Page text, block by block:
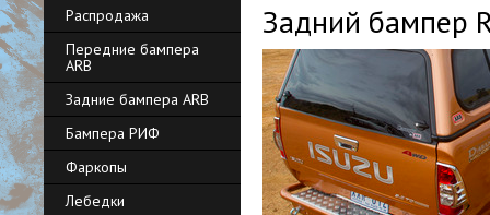
Распродажа
Передние бампера
ARB
Задние бампера ARB
Бампера РИФ
Фаркопы
Лебедки
Задний бампер